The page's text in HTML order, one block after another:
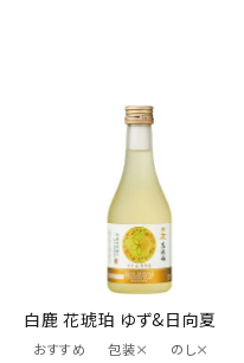
読み物
白鹿 花琥珀 ゆず&日向夏
おすすめ 包装×
のし×